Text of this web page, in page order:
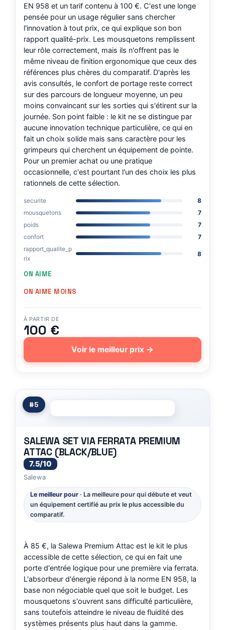
EN 958 et un tarif contenu à 100 €. C'est une longe
pensée pour un usage régulier sans chercher
l'innovation à tout prix, ce qui explique son bon
rapport qualité-prix. Les mousquetons remplissent
leur rôle correctement, mais ils n'offrent pas le
même niveau de finition ergonomique que ceux des
références plus chères du comparatif. D'après les
avis consultés, le confort de portage reste correct
sur des parcours de longueur moyenne, un peu
moins convaincant sur les sorties qui s'étirent sur la
journée. Son point faible : le kit ne se distingue par
aucune innovation technique particulière, ce qui en
fait un choix solide mais sans caractère pour les
grimpeurs qui cherchent un équipement de pointe.
Pour un premier achat ou une pratique
occasionnelle, c'est pourtant l'un des choix les plus
rationnels de cette sélection.
securite
8
mousquetons
7
poids
7
confort
7
rapport_qualite_p
rix
8
ON AIME
ON AIME MOINS
À PARTIR DE
100 €
Voir le meilleur prix →
#5
SALEWA SET VIA FERRATA PREMIUM
ATTAC (BLACK/BLUE)
7.5/10
Salewa
Le meilleur pour · La meilleure pour qui débute et veut
un équipement certifié au prix le plus accessible du
comparatif.
À 85 €, la Salewa Premium Attac est le kit le plus
accessible de cette sélection, ce qui en fait une
porte d'entrée logique pour une première via ferrata.
L'absorbeur d'énergie répond à la norme EN 958, la
base non négociable quel que soit le budget. Les
mousquetons s'ouvrent sans difficulté particulière,
sans toutefois atteindre le niveau de fluidité des
systèmes présents plus haut dans la gamme.